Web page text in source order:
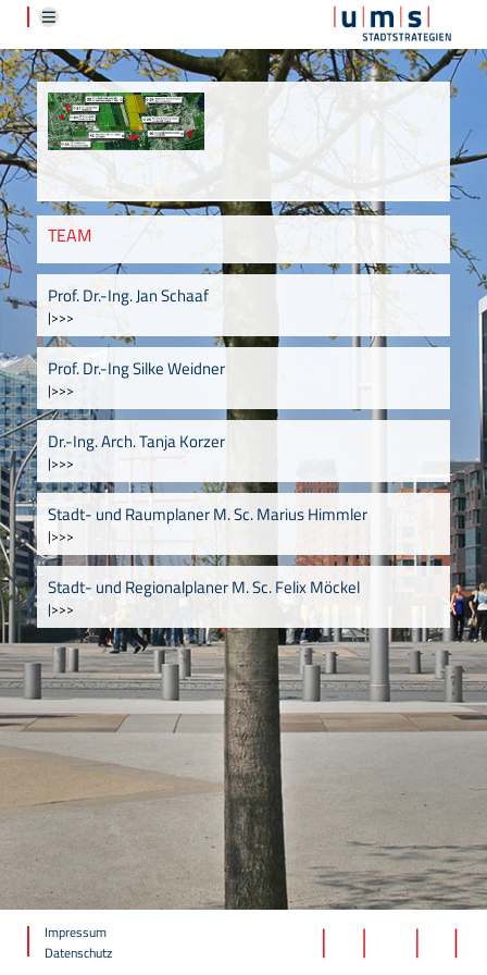
TEAM
Prof. Dr.-Ing. Jan Schaaf
|>>>
Prof. Dr.-Ing Silke Weidner
|>>>
Dr.-Ing. Arch. Tanja Korzer
|>>>
Stadt- und Raumplaner M. Sc. Marius Himmler
|>>>
Stadt- und Regionalplaner M. Sc. Felix Möckel
|>>>
Impressum
Datenschutz